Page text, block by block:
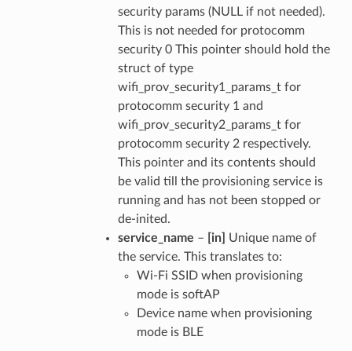
security params (NULL if not needed).
This is not needed for protocomm
security 0 This pointer should hold the
struct of type
wifi_prov_security1_params_t for
protocomm security 1 and
wifi_prov_security2_params_t for
protocomm security 2 respectively.
This pointer and its contents should
be valid till the provisioning service is
running and has not been stopped or
de-inited.
service_name – [in]
Unique name of
the service. This translates to:
Wi-Fi SSID when provisioning
mode is softAP
Device name when provisioning
mode is BLE